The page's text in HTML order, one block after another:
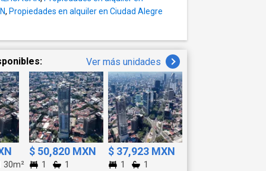
, Propiedades en alquiler en Ciudad Alegre
Ver más unidades
30m²
$ 50,820 MXN
1 1
$ 37,923 MXN
1 1